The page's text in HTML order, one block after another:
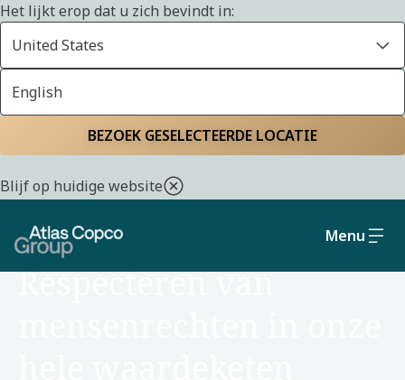
Het lijkt erop dat u zich bevindt in:
United States
English
BEZOEK GESELECTEERDE LOCATIE
Blijf op huidige website
Menu
MAATSCHAPPELIJK VERANTWOORD BESTUUR
Respecteren van